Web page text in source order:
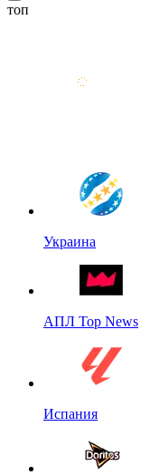
топ
Украина
АПЛ Top News
Испания